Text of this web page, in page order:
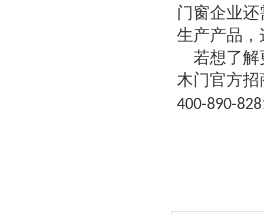
门窗企业
生产产品
若想了解
木门官方招
400-890-